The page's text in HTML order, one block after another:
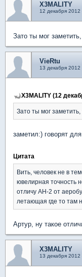
X3MALITY
12 декабря 2012
Зато ты мог
VieRtu
13 декабря 2012
X3MALITY (12
Зато ты мог
заметил:) говорят
Цитата
Вить, человек не в
ювелирная точность
отличу АН-2 от
летающая где то там
Артур, ну такое
X3MALITY
13 декабря 2012